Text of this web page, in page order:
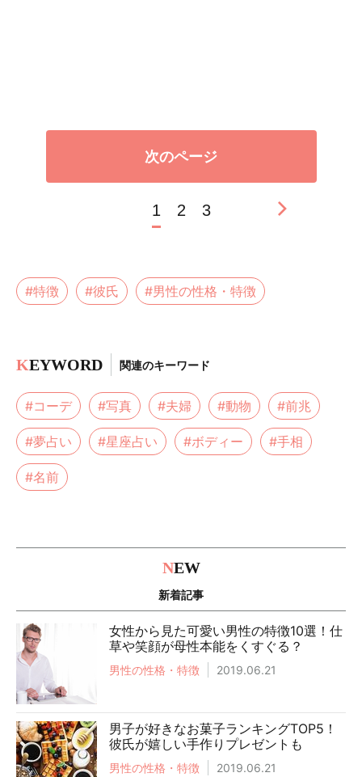
次のページ
1 2 3
#特徴 #彼氏 #男性の性格・特徴
KEYWORD 関連のキーワード
#コーデ #写真 #夫婦 #動物 #前兆
#夢占い #星座占い #ボディー #手相
#名前
NEW
新着記事
女性から見た可愛い男性の特徴10選！仕
草や笑顔が母性本能をくすぐる？
男性の性格・特徴 2019.06.21
男子が好きなお菓子ランキングTOP5！
彼氏が嬉しい手作りプレゼントも
男性の性格・特徴 2019.06.21